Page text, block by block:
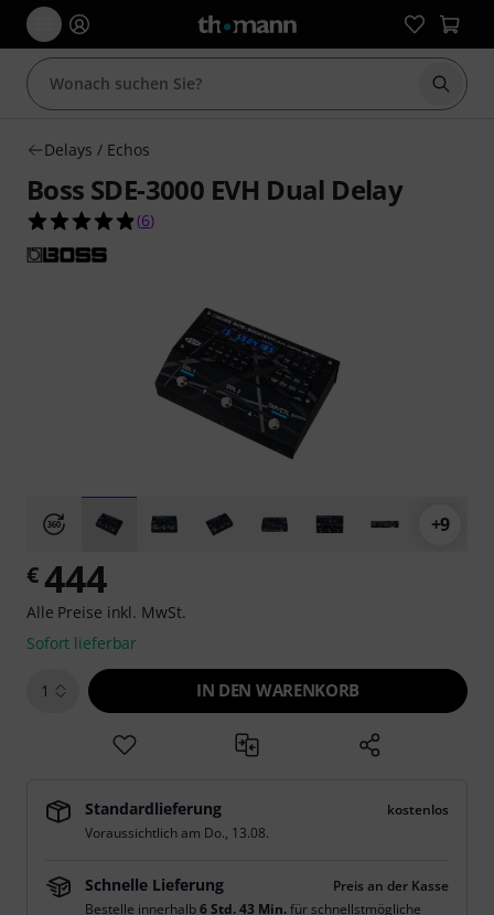
Suche
Delays / Echos
Boss SDE-3000 EVH Dual Delay
4.8 von 5 Sternen aus 6 Kundenbewertungen
(6)
+9
€444
Alle Preise inkl. MwSt.
Sofort lieferbar
1 IN DEN WARENKORB
Standardlieferung
kostenlos
Voraussichtlich am Do., 13.08.
Schnelle Lieferung
Preis an der Kasse
Bestelle innerhalb6 Std. 43 Min.für schnellstmögliche